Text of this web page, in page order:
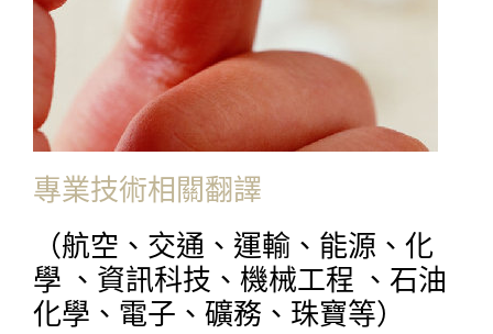
專業技術相關翻譯
（航空、交通、運輸、能源、化
學 、資訊科技、機械工程 、石油
化學、電子、礦務、珠寶等）